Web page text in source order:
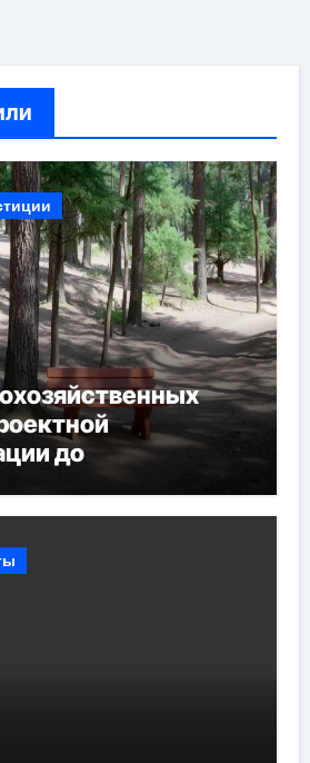
до
и обустройства